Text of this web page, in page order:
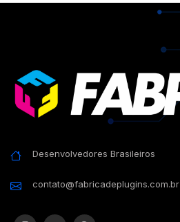
Desenvolvedores Brasileiros
contato@fabricadeplugins.com.br